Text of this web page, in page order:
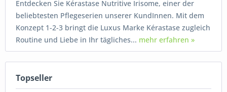
Entdecken Sie Kérastase Nutritive Irisome, einer der
beliebtesten Pflegeserien unserer KundInnen. Mit dem
Konzept 1-2-3 bringt die Luxus Marke Kérastase zugleich
Routine und Liebe in Ihr tägliches... mehr erfahren »
Topseller